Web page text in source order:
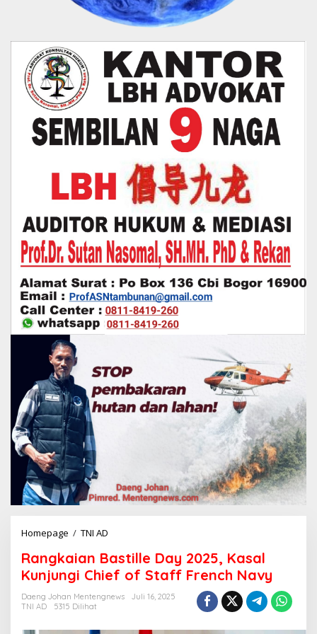
Homepage / TNI AD
n
g
k
a
Rangkaian Bastille Day 2025, Kasal
Kunjungi Chief of Staff French Navy
Daeng Johan Mentengnews
Juli 16, 2025
TNI AD
5315 Dilihat